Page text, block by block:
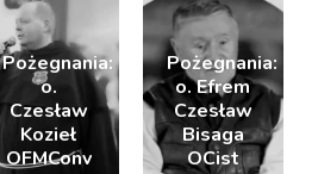
Pożegnania:
o.
Czesław
Kozieł
OFMConv
Pożegnania:
o. Efrem
Czesław
Bisaga
OCist